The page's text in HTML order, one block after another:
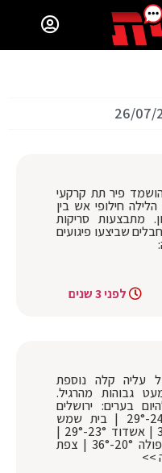
26/07/
פיר תת קרקעי
חילופי אש בין
מתבצעות סריקות
שביצעו פיגועים
לפני 3 שנים
עליה קלה נוספת
גבוהות מהרגיל.
בערים: ירושלים
20°-32° | בני ברק 24°-29° | בית שמש
20°-32° | חיפה 24°-30° | אשדוד 23°-29° |
באר שבע 21°-37° | עפולה 20°-36° | צפת